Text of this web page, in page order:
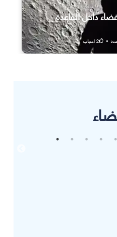
داخل القاعدة
•
2اعجاب